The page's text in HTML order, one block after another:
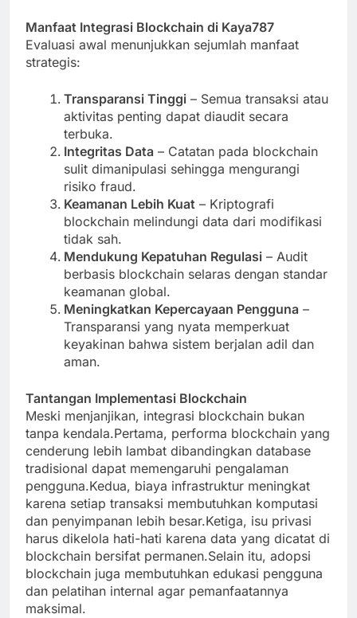
Manfaat Integrasi Blockchain di Kaya787
Evaluasi awal menunjukkan sejumlah manfaat
strategis:
Transparansi Tinggi – Semua transaksi atau
aktivitas penting dapat diaudit secara
terbuka.
Integritas Data – Catatan pada blockchain
sulit dimanipulasi sehingga mengurangi
risiko fraud.
Keamanan Lebih Kuat – Kriptografi
blockchain melindungi data dari modifikasi
tidak sah.
Mendukung Kepatuhan Regulasi – Audit
berbasis blockchain selaras dengan standar
keamanan global.
Meningkatkan Kepercayaan Pengguna –
Transparansi yang nyata memperkuat
keyakinan bahwa sistem berjalan adil dan
aman.
Tantangan Implementasi Blockchain
Meski menjanjikan, integrasi blockchain bukan
tanpa kendala.Pertama, performa blockchain yang
cenderung lebih lambat dibandingkan database
tradisional dapat memengaruhi pengalaman
pengguna.Kedua, biaya infrastruktur meningkat
karena setiap transaksi membutuhkan komputasi
dan penyimpanan lebih besar.Ketiga, isu privasi
harus dikelola hati-hati karena data yang dicatat di
blockchain bersifat permanen.Selain itu, adopsi
blockchain juga membutuhkan edukasi pengguna
dan pelatihan internal agar pemanfaatannya
maksimal.